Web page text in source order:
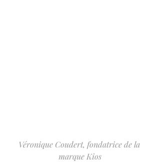
Véronique Coudert, fondatrice de la
marque Kios